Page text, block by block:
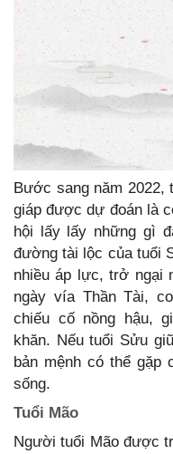
Bước sang năm 2022,
giáp được dự đoán là
hội lấy lấy những gì
đường tài lộc của tuổi
nhiều áp lực, trở ngại
ngày vía Thần Tài,
chiếu cố nồng hậu,
khăn. Nếu tuổi Sửu
bản mệnh có thể gặp
sống.
Tuổi Mão
Người tuổi Mão được